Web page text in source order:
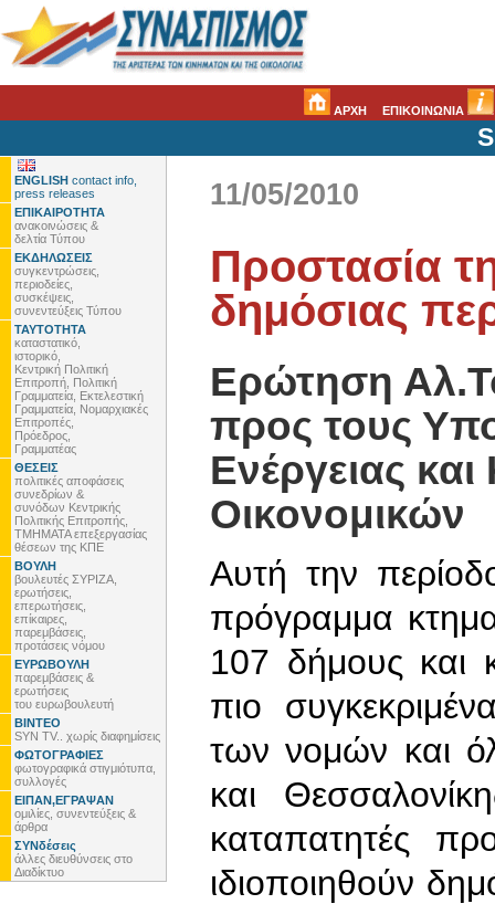
ΑΡΧΗ ΕΠΙΚΟΙΝΩΝΙΑ
ENGLISH contact info,
press releases
ΕΠΙΚΑΙΡΟΤΗΤΑ
ανακοινώσεις &
δελτία Τύπου
ΕΚΔΗΛΩΣΕΙΣ
συγκεντρώσεις,
περιοδείες,
συσκέψεις,
συνεντεύξεις Τύπου
ΤΑΥΤΟΤΗΤΑ
καταστατικό,
ιστορικό,
Κεντρική Πολιτική
Επιτροπή, Πολιτική
Γραμματεία, Εκτελεστική
Γραμματεία, Νομαρχιακές
Επιτροπές,
Πρόεδρος,
Γραμματέας
ΘΕΣΕΙΣ
πολιτικές αποφάσεις
συνεδρίων &
συνόδων Κεντρικής
Πολιτικής Επιτροπής,
ΤΜΗΜΑΤΑ επεξεργασίας
θέσεων της ΚΠΕ
ΒΟΥΛΗ
βουλευτές ΣΥΡΙΖΑ,
ερωτήσεις,
επερωτήσεις,
επίκαιρες,
παρεμβάσεις,
προτάσεις νόμου
ΕΥΡΩΒΟΥΛΗ
παρεμβάσεις &
ερωτήσεις
του ευρωβουλευτή
ΒΙΝΤΕΟ
SYN TV.. χωρίς διαφημίσεις
ΦΩΤΟΓΡΑΦΙΕΣ
φωτογραφικά στιγμιότυπα,
συλλογές
ΕΙΠΑΝ,ΕΓΡΑΨΑΝ
ομιλίες, συνεντεύξεις &
άρθρα
ΣΥΝδέσεις
άλλες διευθύνσεις στο
Διαδίκτυο
11/05/2010
Προστασία
δημόσιας
Eρώτηση
προς τους
Ενέργειας
Οικονομικών
Αυτή την
πρόγραμμα
107 δήμους και
πιο
των νομών και
και
καταπατητές
ιδιοποιηθούν